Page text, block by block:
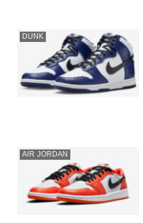
DUNK
AIR JORDAN